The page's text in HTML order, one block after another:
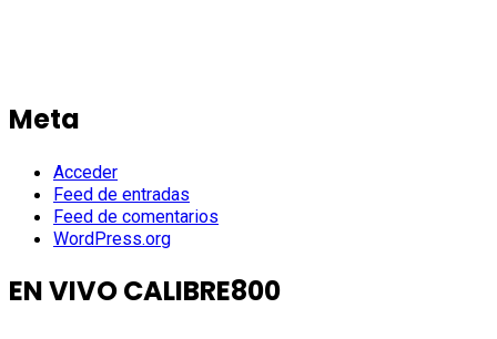
Meta
Acceder
Feed de entradas
Feed de comentarios
WordPress.org
EN VIVO CALIBRE800